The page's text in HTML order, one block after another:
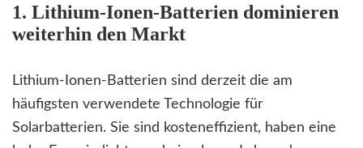
1. Lithium-Ionen-Batterien dominieren
weiterhin den Markt
Lithium-Ionen-Batterien sind derzeit die am
häufigsten verwendete Technologie für
Solarbatterien. Sie sind kosteneffizient, haben eine